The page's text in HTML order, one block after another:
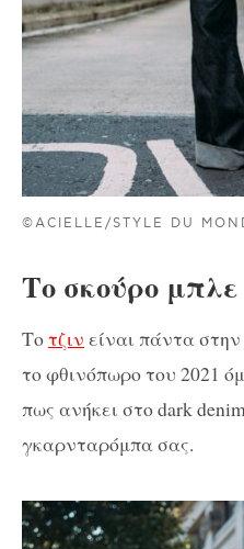
©ACIELLE/STYLE DU
Το σκούρο μπλε
Τοτζιν είναι πάντα
το φθινόπωρο του 2021
πως ανήκει στο dark
γκαρνταρόμπα σας.